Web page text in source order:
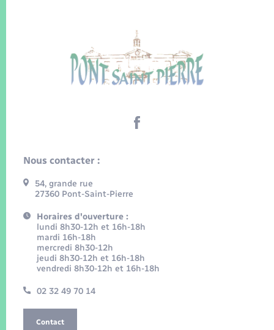
Nous contacter :
54, grande rue
27360 Pont-Saint-Pierre
Horaires d'ouverture :
lundi 8h30-12h et 16h-18h
mardi 16h-18h
mercredi 8h30-12h
jeudi 8h30-12h et 16h-18h
vendredi 8h30-12h et 16h-18h
02 32 49 70 14
Contact